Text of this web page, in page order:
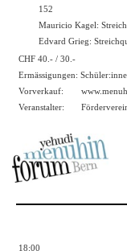
152
Mauricio Kagel:
Edvard Grieg:
CHF 40.- / 30.-
Ermässigungen:
Vorverkauf:
Veranstalter:
18:00